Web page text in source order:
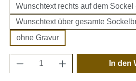
Wunschtext rechts auf dem
Wunschtext über gesamte
ohne Gravur
Produkt Anzahl: Gib den
In den